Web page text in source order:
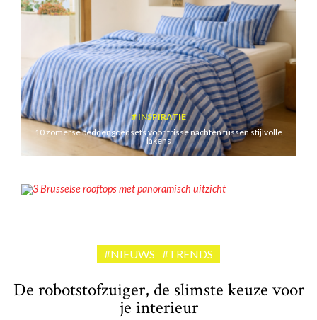
INSPIRATIE
10 zomerse beddengoedsets voor frisse nachten tussen stijlvolle
lakens
#NIEUWS #TRENDS
De robotstofzuiger, de slimste keuze voor
je interieur